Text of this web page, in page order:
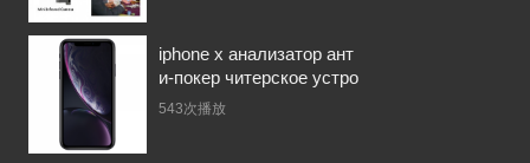
iphone x анализатор ант
и-покер читерское устро
йство указанная игра в п
543次播放